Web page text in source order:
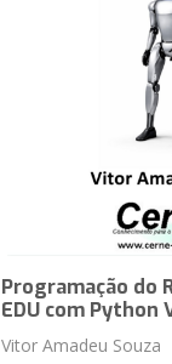
Programação do
EDU com Python
Vitor Amadeu Souza